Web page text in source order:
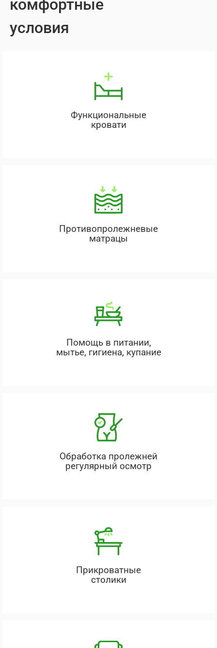
комфортные
условия
Функциональные
кровати
Противопролежневые
матрацы
Помощь в питании,
мытье, гигиена, купание
Обработка пролежней
регулярный осмотр
Прикроватные
столики